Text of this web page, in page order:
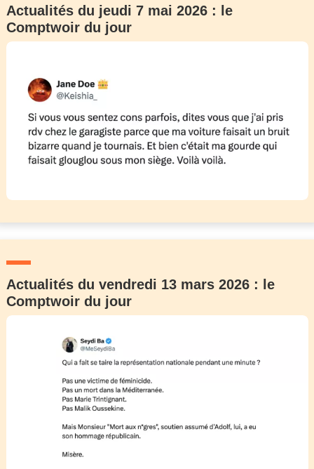
Actualités du jeudi 7 mai 2026 : le
Comptwoir du jour
Actualités du vendredi 13 mars 2026 : le
Comptwoir du jour